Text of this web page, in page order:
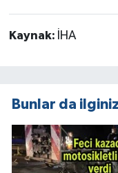
Kaynak: İHA
Bunlar da